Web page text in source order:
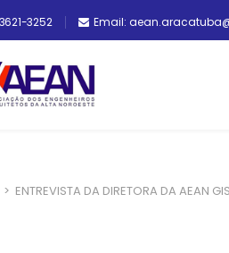
3252 Email:
> ENTREVISTA DA DIRETORA DA AEAN